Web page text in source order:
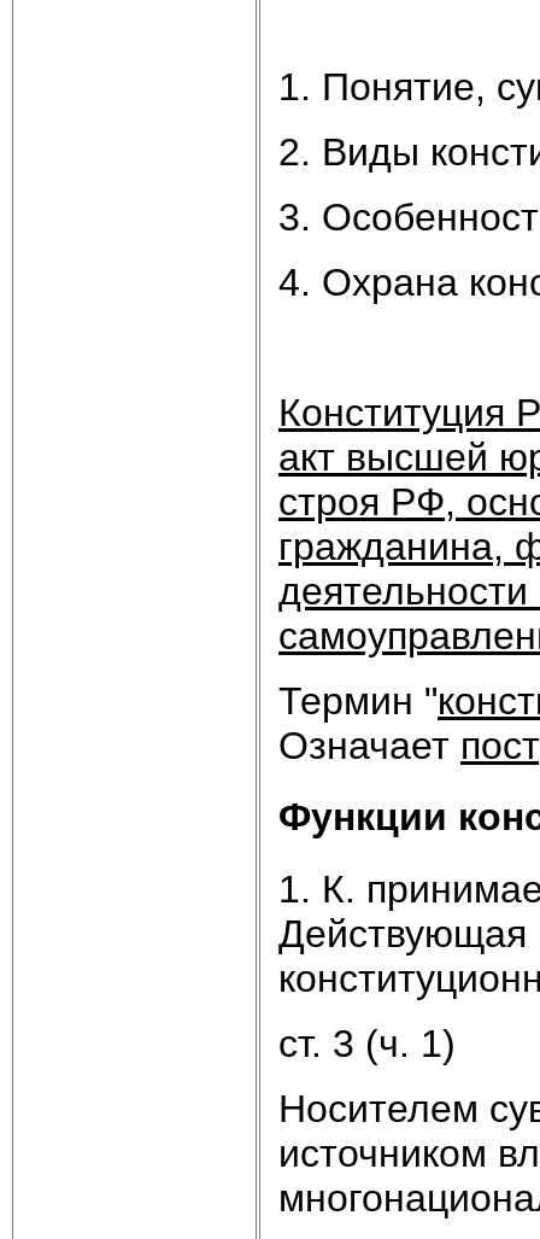
1. Понятие,
2. Виды
3.
4. Охрана
Конституция
акт высшей
строя РФ,
гражданина,
деятельности
Термин "
Означает
Функции
1. К.
Действующая
ст. 3 (ч. 1)
Носителем
источником